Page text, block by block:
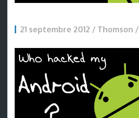
21 septembre 2012 / Thomson /